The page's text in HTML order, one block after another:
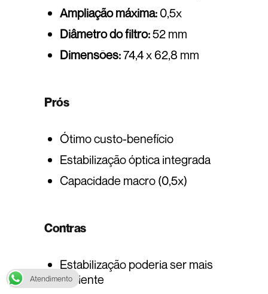
Ampliação máxima:0,5x
Diâmetro do filtro:52 mm
Dimensões:74,4 x 62,8 mm
Prós
Ótimo custo-benefício
Estabilização óptica integrada
Capacidade macro (0,5x)
Contras
Estabilização poderia ser mais
eficiente
Atendimento